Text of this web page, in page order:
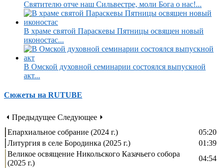
Святителю отче наш Сильвестре, моли Бога о нас!...
В храме святой Параскевы Пятницы освящен новый
иконостас...
В Омской духовной семинарии состоялся выпускной
акт...
Сюжеты на RUTUBE
⏴ Предыдущее Следующее ⏵
Епархиальное собрание (2024 г.)
05:20
Литургия в селе Бородинка (2025 г.)
01:39
Великое освящение Никольского Казачьего собора
(2025 г.)
04:54